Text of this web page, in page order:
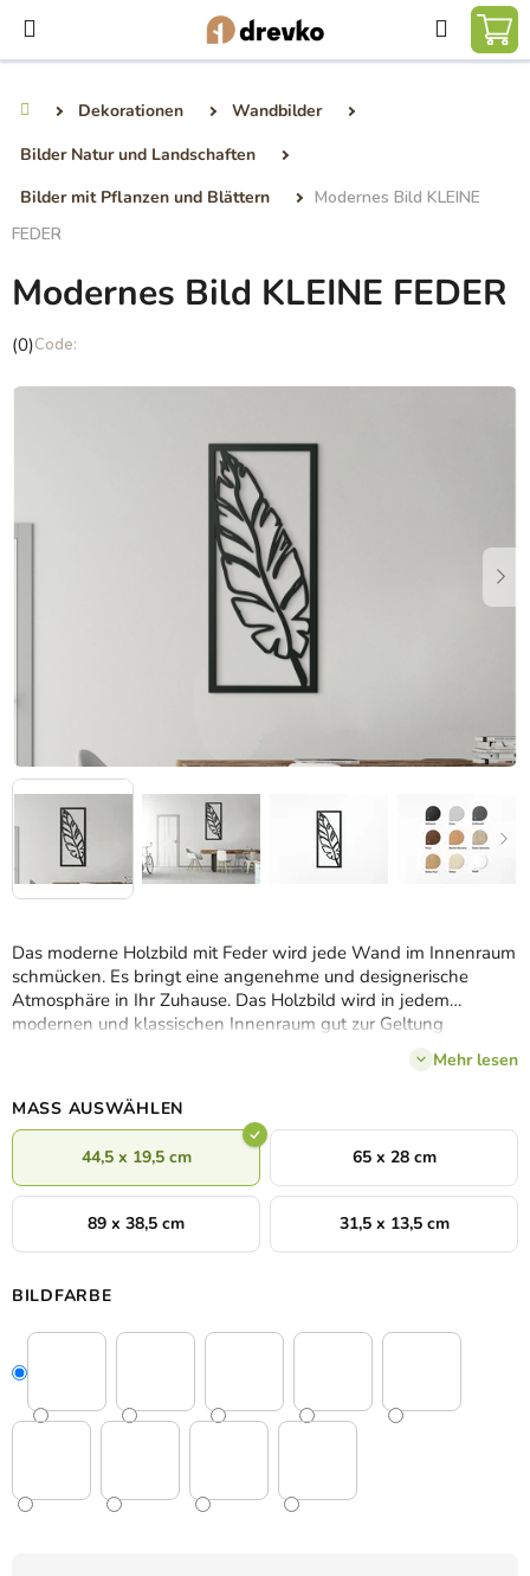
Inhalt
springen
Suchen
Dekorationen
Wandbilder
Bilder Natur und Landschaften
Bilder mit Pflanzen und Blättern
Modernes Bild KLEINE
FEDER
Das moderne Holzbild mit Feder wird jede Wand im Innenraum
schmücken. Es bringt eine angenehme und designerische
Atmosphäre in Ihr Zuhause. Das Holzbild wird in jedem
modernen und klassischen Innenraum gut zur Geltung
Mehr lesen
MASS AUSWÄHLEN
44,5 x 19,5 cm 65 x 28 cm
89 x 38,5 cm 31,5 x 13,5 cm
BILDFARBE
Modernes Bild KLEINE FEDER
Die
Produktbewertung
(0)